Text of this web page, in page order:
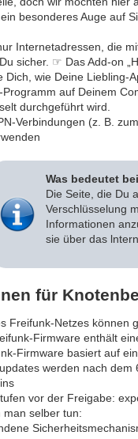
besonderes Auge auf
Internetadressen, die
sicher. ☞ Das Add-on
Dich, wie Deine Liebling-
Programm auf Deinem
durchgeführt wird.
Verbindungen (z. B.
Was bedeutet
Die Seite, die Du
Verschlüsselung
Informationen
sie über das
für
Freifunk-Netzes können
Firmware enthält
Firmware basiert auf
werden nach dem
vor der Freigabe:
man selber tun: